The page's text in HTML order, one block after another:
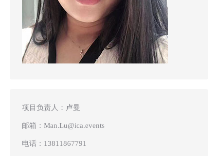
项目负责人：卢曼
邮箱： Man.Lu@ica.events
电话： 13811867791